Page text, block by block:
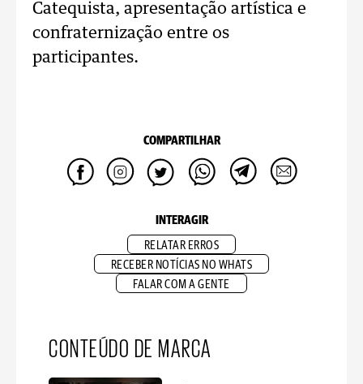
Catequista, apresentação artística e
confraternização entre os
participantes.
COMPARTILHAR
INTERAGIR
RELATAR ERROS
RECEBER NOTÍCIAS NO WHATS
FALAR COM A GENTE
CONTEÚDO DE MARCA